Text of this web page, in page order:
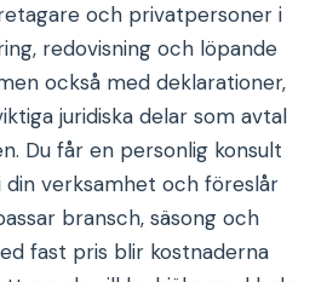
och privatpersoner i
redovisning och löpande
också med deklarationer,
juridiska delar som avtal
Du får en personlig konsult
din verksamhet och föreslår
bransch, säsong och
fast pris blir kostnaderna